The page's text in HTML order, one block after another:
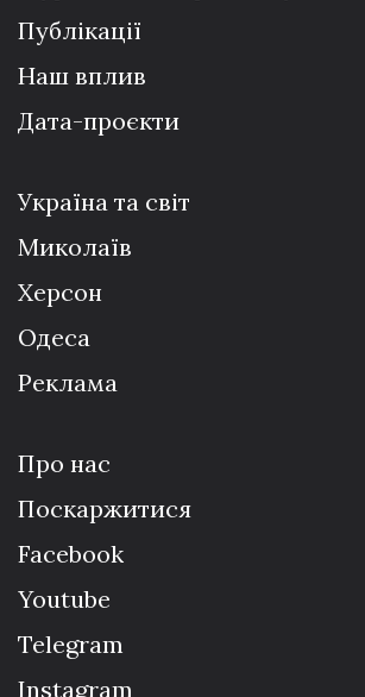
Публікації
Наш вплив
Дата-проєкти
Україна та світ
Миколаїв
Херсон
Одеса
Реклама
Про нас
Поскаржитися
Facebook
Youtube
Telegram
Instagram